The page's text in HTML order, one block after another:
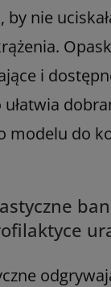
nie
i
modelu do